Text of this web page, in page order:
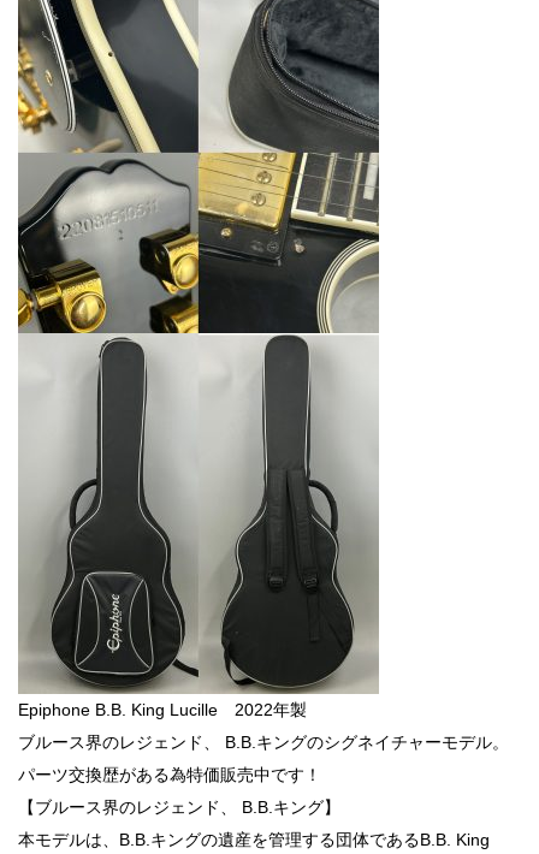
Epiphone B.B. King Lucille 2022年製
ブルース界のレジェンド、 B.B.キングのシグネイチャーモデル。
パーツ交換歴がある為特価販売中です！
【ブルース界のレジェンド、 B.B.キング】
本モデルは、B.B.キングの遺産を管理する団体であるB.B. King